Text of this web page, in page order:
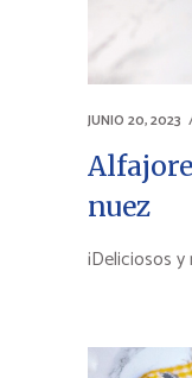
JUNIO 20, 2023
nuez
¡Deliciosos